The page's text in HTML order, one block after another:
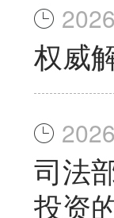
权威
司法
投资